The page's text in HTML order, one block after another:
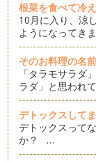
根菜を食べて冷
10月に入り、涼
ようになってき
そのお料理の名
「タラモサラダ
ラダ」と思われ
デトックスして
デトックスって
か？ …